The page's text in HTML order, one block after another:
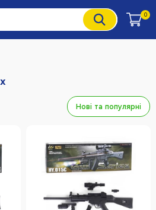
0
Нові та популярні